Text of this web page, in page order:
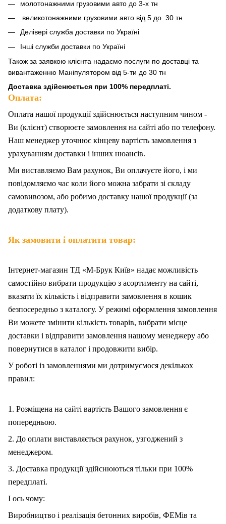
молотонажними грузовими авто до 3-х тн
великотонажними грузовими авто від 5 до 30 тн
Делівері служба доставки по Україні
Інші служби доставки по Україні
Також за заявкою клієнта надаємо послуги по доставці та
вивантаженню Маніпулятором від 5-ти до 30 тн
Доставка здійснюється при 100% передплаті.
Оплата:
Оплата нашої продукції здійснюється наступним чином -
Ви (клієнт) створюєте замовлення на сайті або по телефону.
Наш менеджер уточнює кінцеву вартість замовлення з
урахуванням доставки і інших нюансів.
Ми виставляємо Вам рахунок, Ви оплачуєте його, і ми
повідомляємо час коли його можна забрати зі складу
самовивозом, або робимо доставку нашої продукції (за
додаткову плату).
Як замовити і оплатити товар:
Інтернет-магазин ТД «М-Брук Київ» надає можливість
самостійно вибрати продукцію з асортименту на сайті,
вказати їх кількість і відправити замовлення в кошик
безпосередньо з каталогу. У режимі оформлення замовлення
Ви можете змінити кількість товарів, вибрати місце
доставки і відправити замовлення нашому менеджеру або
повернутися в каталог і продовжити вибір.
У роботі із замовленнями ми дотримуємося декількох
правил:
1. Розміщена на сайті вартість Вашого замовлення є
попередньою.
2. До оплати виставляється рахунок, узгоджений з
менеджером.
3. Доставка продукції здійснюються тільки при 100%
передплаті.
І ось чому:
Виробництво і реалізація бетонних виробів, ФЕМів та